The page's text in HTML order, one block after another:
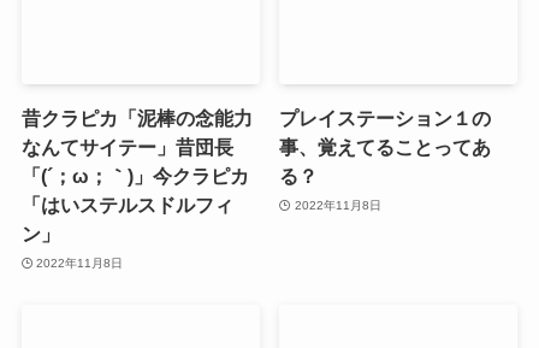
昔クラピカ「泥棒の念能力
なんてサイテー」昔団長
「(´；ω；｀)」今クラピカ
「はいステルスドルフィ
ン」
2022年11月8日
プレイステーション１の
事、覚えてることってあ
る？
2022年11月8日